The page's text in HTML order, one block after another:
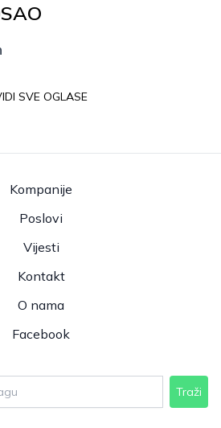
SVE OGLASE
Kompanije
Poslovi
Vijesti
Kontakt
O nama
Facebook
Traži